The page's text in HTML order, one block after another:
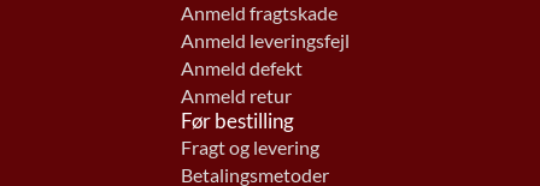
Anmeld fragtskade
Anmeld leveringsfejl
Anmeld defekt
Anmeld retur
Før bestilling
Fragt og levering
Betalingsmetoder